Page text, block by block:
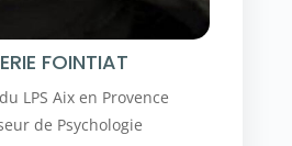
FOINTIAT
LPS Aix en Provence
de Psychologie